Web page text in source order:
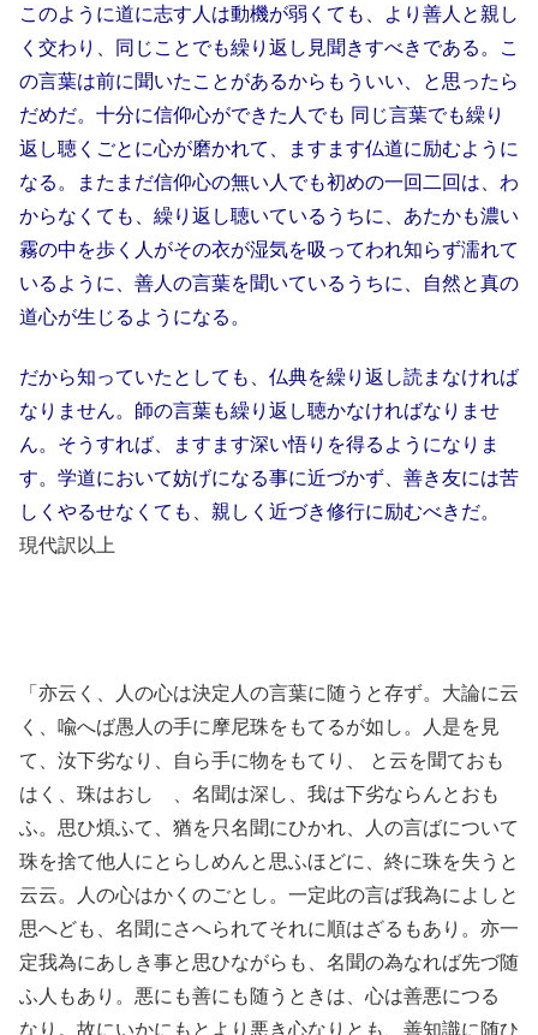
このように道に志す人は動機が弱くても、より善人と親し
く交わり、同じことでも繰り返し見聞きすべきである。こ
の言葉は前に聞いたことがあるからもういい、と思ったら
だめだ。十分に信仰心ができた人でも 同じ言葉でも繰り
返し聴くごとに心が磨かれて、ますます仏道に励むように
なる。またまだ信仰心の無い人でも初めの一回二回は、わ
からなくても、繰り返し聴いているうちに、あたかも濃い
霧の中を歩く人がその衣が湿気を吸ってわれ知らず濡れて
いるように、善人の言葉を聞いているうちに、自然と真の
道心が生じるようになる。
だから知っていたとしても、仏典を繰り返し読まなければ
なりません。師の言葉も繰り返し聴かなければなりませ
ん。そうすれば、ますます深い悟りを得るようになりま
す。学道において妨げになる事に近づかず、善き友には苦
しくやるせなくても、親しく近づき修行に励むべきだ。
現代訳以上
「亦云く、人の心は決定人の言葉に随うと存ず。大論に云
く、喩へば愚人の手に摩尼珠をもてるが如し。人是を見
て、汝下劣なり、自ら手に物をもてり、 と云を聞ておも
はく、珠はおしゝ、名聞は深し、我は下劣ならんとおも
ふ。思ひ煩ふて、猶を只名聞にひかれ、人の言ばについて
珠を捨て他人にとらしめんと思ふほどに、終に珠を失うと
云云。人の心はかくのごとし。一定此の言ば我為によしと
思へども、名聞にさへられてそれに順はざるもあり。亦一
定我為にあしき事と思ひながらも、名聞の為なれば先づ随
ふ人もあり。悪にも善にも随うときは、心は善悪につるゝ
なり。故にいかにもとより悪き心なりとも、善知識に随ひ